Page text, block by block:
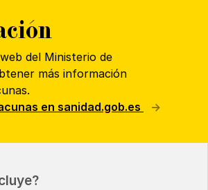
del Ministerio de
más información
en sanidad.gob.es